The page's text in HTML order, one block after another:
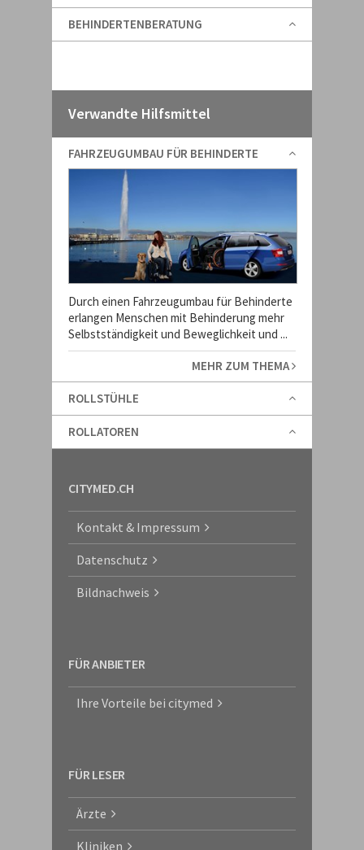
BEHINDERTENBERATUNG
Verwandte Hilfsmittel
FAHRZEUGUMBAU FÜR BEHINDERTE
Durch einen Fahrzeugumbau für Behinderte
erlangen Menschen mit Behinderung mehr
Selbstständigkeit und Beweglichkeit und ...
MEHR ZUM THEMA
ROLLSTÜHLE
ROLLATOREN
CITYMED.CH
Kontakt & Impressum
Datenschutz
Bildnachweis
FÜR ANBIETER
Ihre Vorteile bei citymed
FÜR LESER
Ärzte
Kliniken